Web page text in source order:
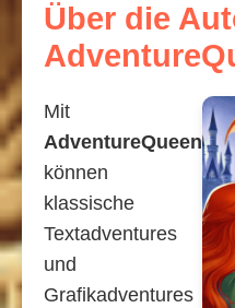
Über die
Mit
AdventureQueen
können
klassische
Textadventures
und
Grafikadventures